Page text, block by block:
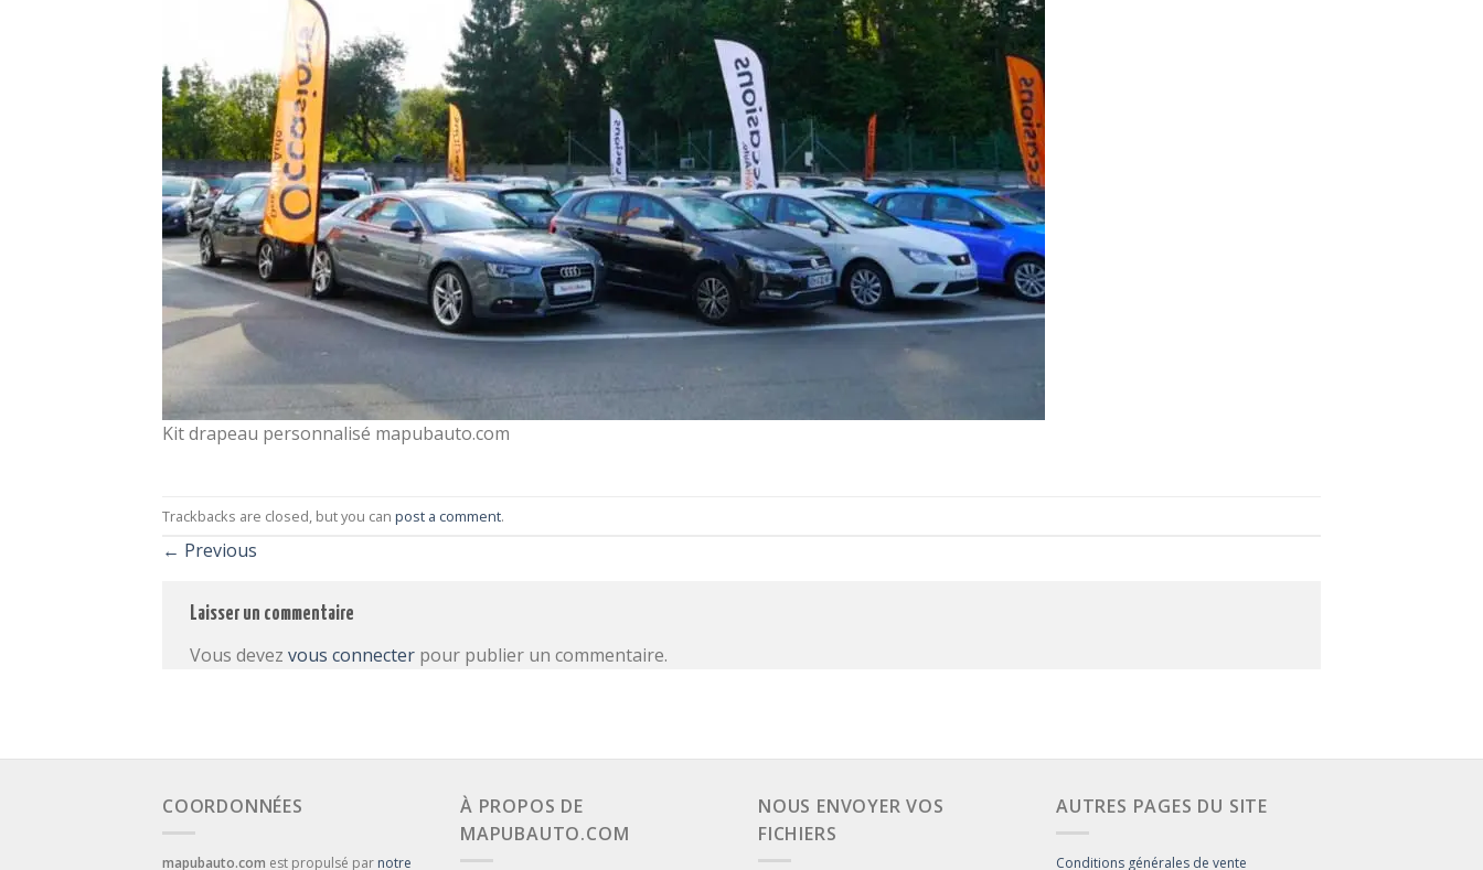
Kit drapeau personnalisé mapubauto.com
Trackbacks are closed, but you can post a comment.
← Previous
Laisser un commentaire
Vous devez vous connecter pour publier un commentaire.
COORDONNÉES
mapubauto.com est propulsé par notre
À PROPOS DE
MAPUBAUTO.COM
NOUS ENVOYER VOS
FICHIERS
AUTRES PAGES DU SITE
Conditions générales de vente